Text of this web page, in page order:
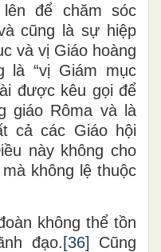
để chăm sóc
cũng là sự hiệp
và vị Giáo hoàng
là “vị Giám mục
được kêu gọi để
giáo Rôma và là
cả các Giáo hội
này không cho
không lệ thuộc
không thể tồn
đạo.[36] Cũng